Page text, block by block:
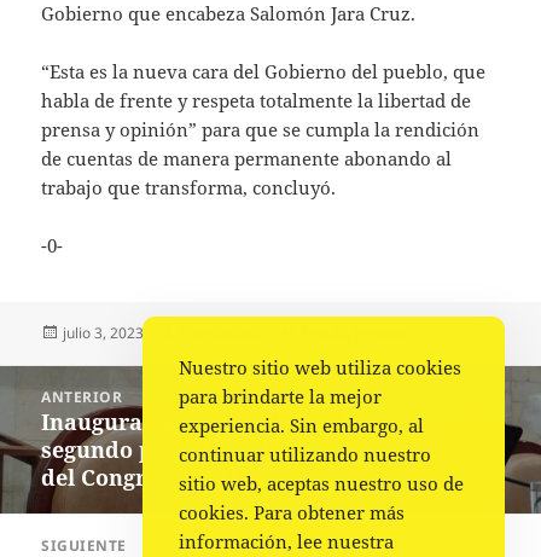
Gobierno que encabeza Salomón Jara Cruz.
“Esta es la nueva cara del Gobierno del pueblo, que
habla de frente y respeta totalmente la libertad de
prensa y opinión” para que se cumpla la rendición
de cuentas de manera permanente abonando al
trabajo que transforma, concluyó.
-0-
Publicado
julio 3, 2023
entradas
ANTERIOR
Entrada
anterior:
Inaugura diputada Miriam Vázquez
segundo periodo ordinario de sesiones
del Congreso de Oaxaca
SIGUIENTE
Nuestro sitio web utiliza cookies
para brindarte la mejor
experiencia. Sin embargo, al
continuar utilizando nuestro
sitio web, aceptas nuestro uso de
cookies. Para obtener más
información, lee nuestra